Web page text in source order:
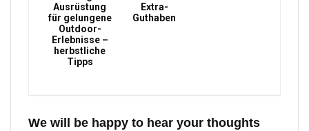
Ausrüstung
für gelungene
Outdoor-
Erlebnisse –
herbstliche
Tipps
Extra-
Guthaben
We will be happy to hear your thoughts